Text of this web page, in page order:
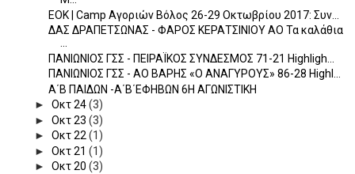
ΕΟΚ | Camp Αγοριών Βόλος 26-29 Οκτωβρίου 2017: Συν...
ΔΑΣ ΔΡΑΠΕΤΣΩΝΑΣ - ΦΑΡΟΣ ΚΕΡΑΤΣΙΝΙΟΥ ΑΟ Τα καλάθια
...
ΠΑΝΙΩΝΙΟΣ ΓΣΣ - ΠΕΙΡΑΪΚΟΣ ΣΥΝΔΕΣΜΟΣ 71-21 Highligh...
ΠΑΝΙΩΝΙΟΣ ΓΣΣ - ΑΟ ΒΑΡΗΣ «Ο ΑΝΑΓΥΡΟΥΣ» 86-28 Highl...
Α΄Β ΠΑΙΔΩΝ -Α΄Β΄ΕΦΗΒΩΝ 6Η ΑΓΩΝΙΣΤΙΚΗ
► Οκτ 24(3)
► Οκτ 23 (3)
► Οκτ 22(1)
► Οκτ 21 (1)
► Οκτ 20 (3)